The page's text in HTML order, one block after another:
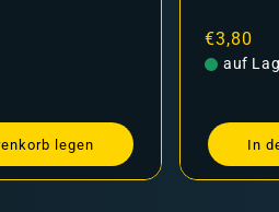
legen
Normaler
Preis
€3,80
auf
In